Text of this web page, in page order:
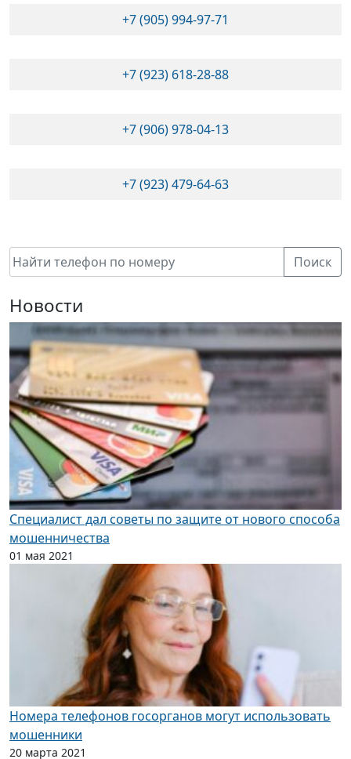
+7 (905) 994-97-71
+7 (923) 618-28-88
+7 (906) 978-04-13
+7 (923) 479-64-63
Поиск
Новости
Специалист дал советы по защите от нового способа
мошенничества
01 мая 2021
Номера телефонов госорганов могут использовать
мошенники
20 марта 2021